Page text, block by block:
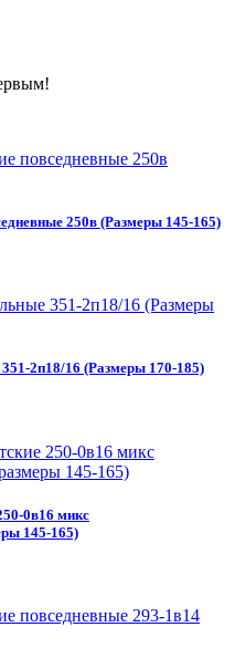
250в (Размеры 145-165)
2п18/16 (Размеры 170-185)
0в16 микс
145-165)